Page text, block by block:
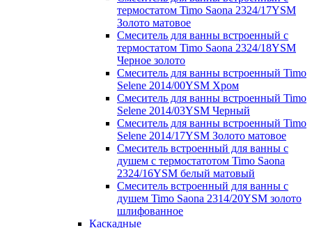
термостатом Timo Saona 2324/17YSM
Золото матовое
Смеситель для ванны встроенный с
термостатом Timo Saona 2324/18YSM
Черное золото
Смеситель для ванны встроенный Timo
Selene 2014/00YSM Хром
Смеситель для ванны встроенный Timo
Selene 2014/03YSM Черный
Смеситель для ванны встроенный Timo
Selene 2014/17YSM Золото матовое
Смеситель встроенный для ванны с
душем с термостатотом Timo Saona
2324/16YSM белый матовый
Смеситель встроенный для ванны с
душем Timo Saona 2314/20YSM золото
шлифованное
Каскадные